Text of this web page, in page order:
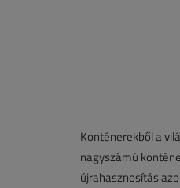
Konténerekből a
nagyszámú
újrahasznosítás